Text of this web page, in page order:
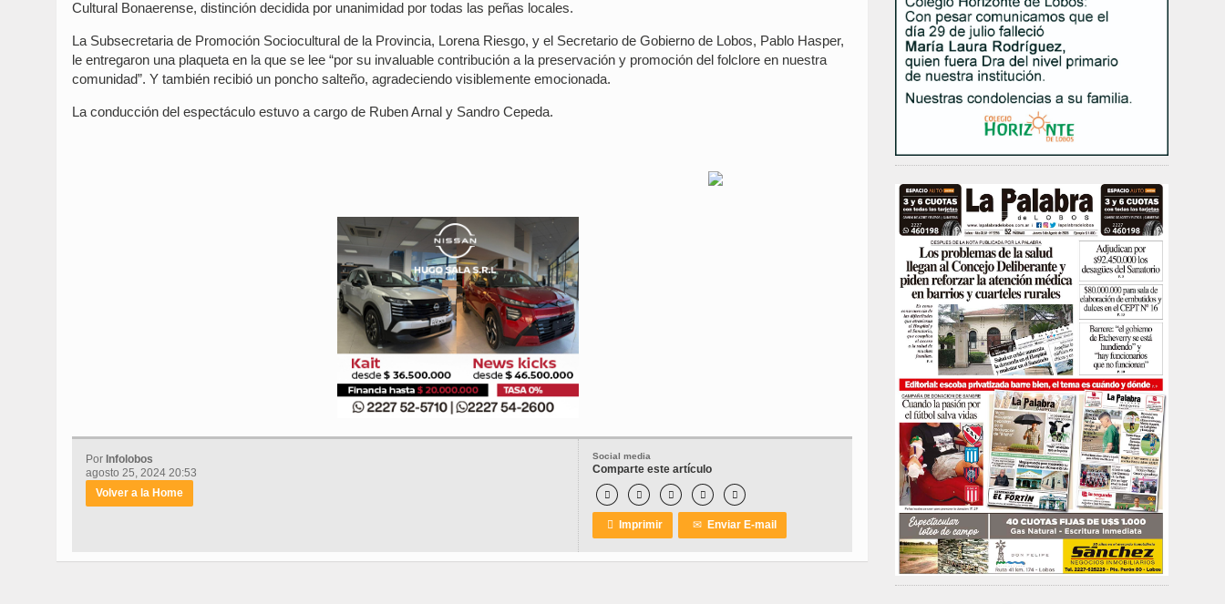
Cultural Bonaerense, distinción decidida por unanimidad por todas las peñas locales.
La Subsecretaria de Promoción Sociocultural de la Provincia, Lorena Riesgo, y el Secretario de Gobierno de Lobos, Pablo Hasper,
le entregaron una plaqueta en la que se lee “por su invaluable contribución a la preservación y promoción del folclore en nuestra
comunidad”. Y también recibió un poncho salteño, agradeciendo visiblemente emocionada.
La conducción del espectáculo estuvo a cargo de Ruben Arnal y Sandro Cepeda.
Social media
Comparte este artículo
    
 Imprimir ✉ Enviar E-mail
Por Infolobos
agosto 25, 2024 20:53
Volver a la Home